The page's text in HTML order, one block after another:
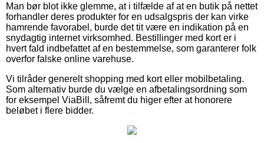
Man bør blot ikke glemme, at i tilfælde af at en butik på nettet
forhandler deres produkter for en udsalgspris der kan virke
hamrende favorabel, burde det tit være en indikation på en
snydagtig internet virksomhed. Bestillinger med kort er i
hvert fald indbefattet af en bestemmelse, som garanterer folk
overfor falske online varehuse.
Vi tilråder generelt shopping med kort eller mobilbetaling.
Som alternativ burde du vælge en afbetalingsordning som
for eksempel ViaBill, såfremt du higer efter at honorere
beløbet i flere bidder.